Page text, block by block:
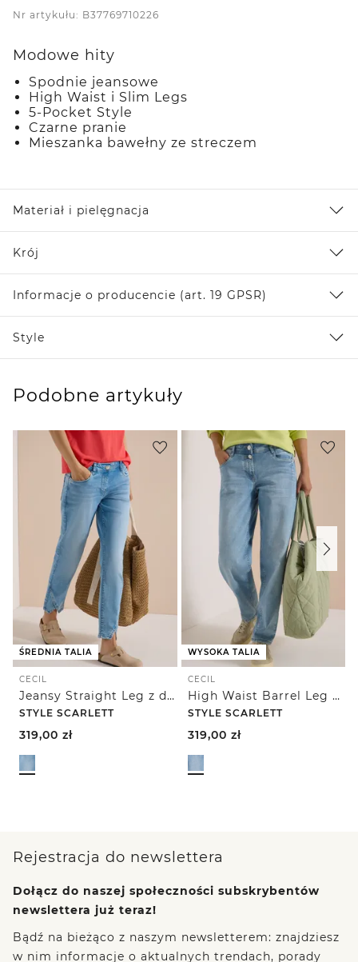
Nr artykułu: B37769710226
Modowe hity
Spodnie jeansowe
High Waist i Slim Legs
5-Pocket Style
Czarne pranie
Mieszanka bawełny ze streczem
Materiał i pielęgnacja
Krój
Informacje o producencie (art. 19 GPSR)
Style
Podobne artykuły
ŚREDNIA TALIA
CECIL
Jeansy Straight Leg z detalami w postaci nitów
STYLE SCARLETT
319,00 zł
WYSOKA TALIA
CECIL
High Waist Barrel Leg Jeans w kroju Loose Fit
STYLE SCARLETT
319,00 zł
Rejestracja do newslettera
Dołącz do naszej społeczności subskrybentów
newslettera już teraz!
Bądź na bieżąco z naszym newsletterem: znajdziesz
w nim informacje o aktualnych trendach, porady